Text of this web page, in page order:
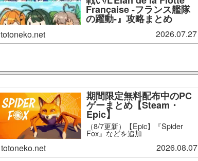
Française -フランス艦隊
の躍動-』攻略まとめ
totoneko.net 2026.07.27
期間限定無料配布中のPC
ゲーまとめ【Steam・
Epic】
（8/7更新）【Epic】『Spider
Fox』などを追加
totoneko.net 2026.08.07